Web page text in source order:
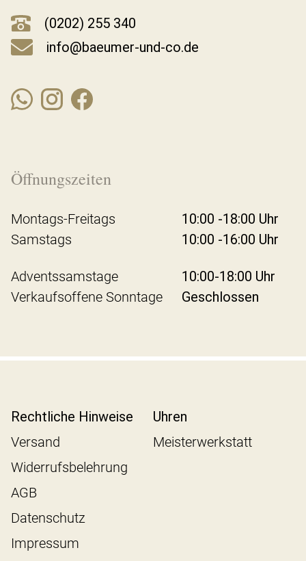
(0202) 255 340
info@baeumer-und-co.de
Öffnungszeiten
Montags-Freitags
10:00 -18:00 Uhr
Samstags
10:00 -16:00 Uhr
Adventssamstage
10:00-18:00 Uhr
Verkaufsoffene Sonntage
Geschlossen
Rechtliche Hinweise
Versand
Widerrufsbelehrung
AGB
Datenschutz
Impressum
Uhren
Meisterwerkstatt